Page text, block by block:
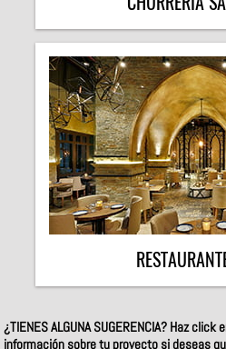
¿TIENES ALGUNA SUGERENCIA? Haz click
información sobre tu proyecto si deseas